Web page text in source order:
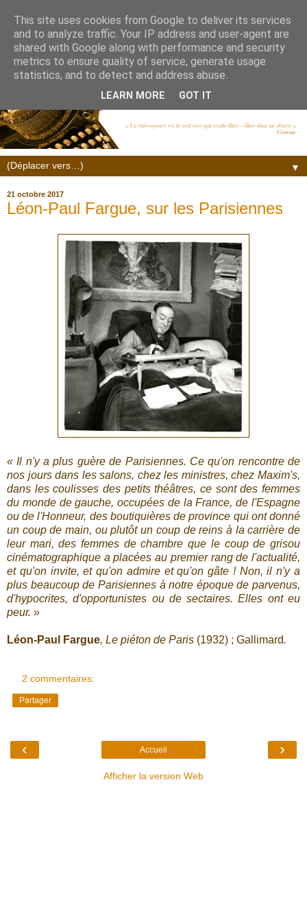
▼
21 octobre 2017
Léon-Paul Fargue, sur les Parisiennes
« Il n'y a plus guère de Parisiennes. Ce qu'on rencontre de
nos jours dans les salons, chez les ministres, chez Maxim's,
dans les coulisses des petits théâtres, ce sont des femmes
du monde de gauche, occupées de la France, de l'Espagne
ou de l'Honneur, des boutiquières de province qui ont donné
un coup de main, ou plutôt un coup de reins à la carrière de
leur mari, des femmes de chambre que le coup de grisou
cinématographique a placées au premier rang de l'actualité,
et qu'on invite, et qu'on admire et qu'on gâte ! Non, il n'y a
plus beaucoup de Parisiennes à notre époque de parvenus,
d'hypocrites, d'opportunistes ou de sectaires. Elles ont eu
peur. »
Léon-Paul Fargue, Le piéton de Paris (1932) ; Gallimard.
2 commentaires:
Partager
‹ ›
Accueil
Afficher la version Web
This site uses cookies from Google to deliver its services
and to analyze traffic. Your IP address and user-agent are
shared with Google along with performance and security
metrics to ensure quality of service, generate usage
statistics, and to detect and address abuse.
LEARN MORE GOT IT